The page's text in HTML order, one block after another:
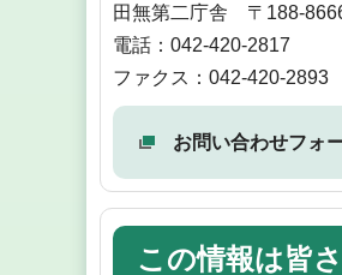
田無第二庁舎 〒188-
電話：042-420-2817
ファクス：042-420-2893
お問い合わせフォ
この情報は皆